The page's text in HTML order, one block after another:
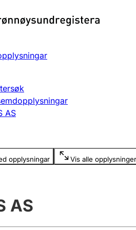
endre, slette
AS
opplysningar Vis alle opplysninger
er skjult
AS